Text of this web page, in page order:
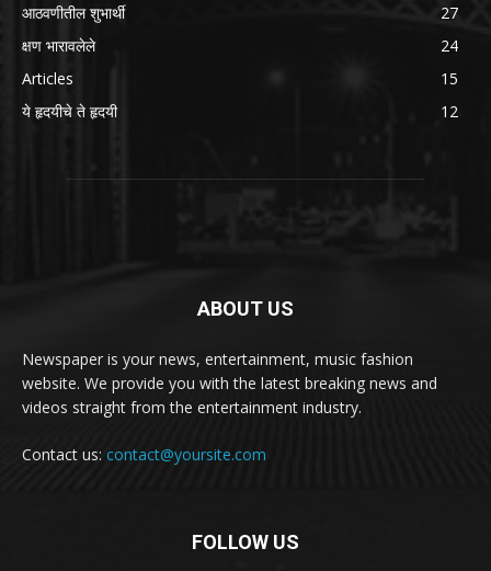
आठवणीतील शुभार्थी
27
क्षण भारावलेले
24
Articles
15
ये हृदयीचे ते हृदयी
12
ABOUT US
Newspaper is your news, entertainment, music fashion
website. We provide you with the latest breaking news and
videos straight from the entertainment industry.
Contact us: contact@yoursite.com
FOLLOW US